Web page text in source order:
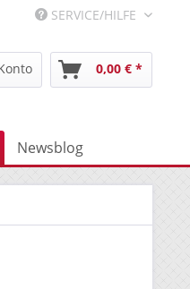
SERVICE/HILFE
0,00 € *
Newsblog